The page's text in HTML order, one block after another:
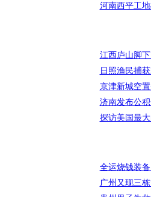
河南西平工
江西庐山脚
日照渔民捕
京津新城空
济南发布公
探访美国最
全运烧钱装
广州又现三